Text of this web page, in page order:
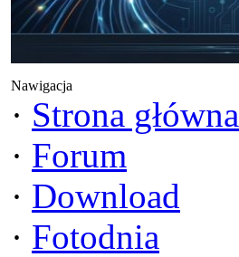
Nawigacja
· Strona główna
· Forum
· Download
· Fotodnia